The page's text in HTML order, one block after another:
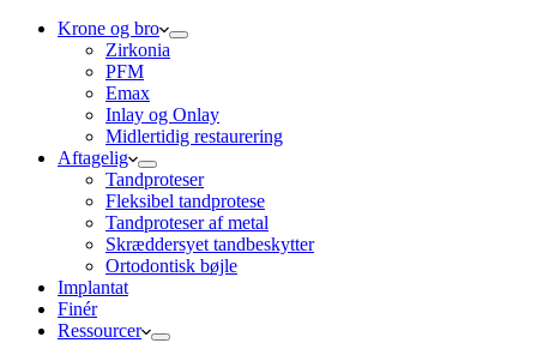
Krone og bro
Zirkonia
PFM
Emax
Inlay og Onlay
Midlertidig restaurering
Aftagelig
Tandproteser
Fleksibel tandprotese
Tandproteser af metal
Skræddersyet tandbeskytter
Ortodontisk bøjle
Implantat
Finér
Ressourcer